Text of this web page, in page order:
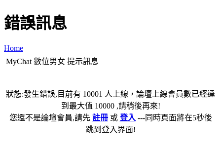
錯誤訊息
Home
MyChat 數位男女 提示訊息
狀態:發生錯誤,目前有 10001 人上線，論壇上線會員數已經達
到最大值 10000 ,請稍後再來!
您還不是論壇會員,請先 註冊或 登入 ---同時頁面將在5秒後
跳到登入界面!